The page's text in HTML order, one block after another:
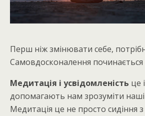
Перш ніж змінювати себе,
Самовдосконалення починається
Медитація і усвідомленість це
допомагають нам зрозуміти наші
Медитація це не просто сидіння